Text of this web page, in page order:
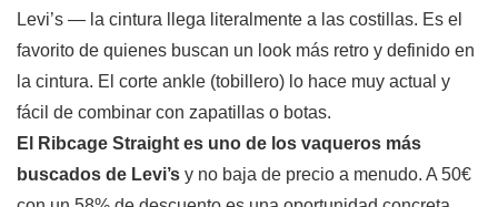
Levi’s — la cintura llega literalmente a las costillas. Es el
favorito de quienes buscan un look más retro y definido en
la cintura. El corte ankle (tobillero) lo hace muy actual y
fácil de combinar con zapatillas o botas.
El Ribcage Straight es uno de los vaqueros más
buscados de Levi’s y no baja de precio a menudo. A 50€